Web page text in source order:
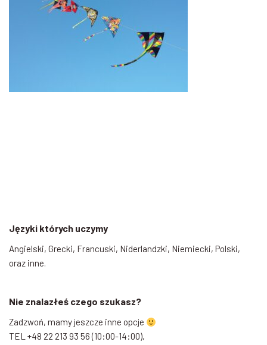
Języki których uczymy
Angielski, Grecki, Francuski, Niderlandzki, Niemiecki, Polski,
oraz inne.
Nie znalazłeś czego szukasz?
Zadzwoń, mamy jeszcze inne opcje
TEL +48 22 213 93 56 (10:00-14:00),